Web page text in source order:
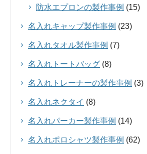
防水エプロンの製作事例 (15)
名入れキャップ製作事例 (23)
名入れタオル製作事例 (7)
名入れトートバッグ (8)
名入れトレーナーの製作事例 (3)
名入れネクタイ (8)
名入れパーカー製作事例 (14)
名入れポロシャツ製作事例 (62)